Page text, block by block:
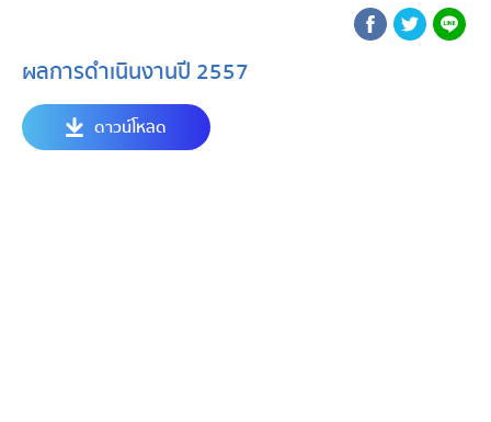
ผลการดำเนินงานปี 2557
ดาวน์โหลด